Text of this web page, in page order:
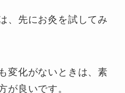
、先にお灸を試してみ
変化がないときは、素
が良いです。